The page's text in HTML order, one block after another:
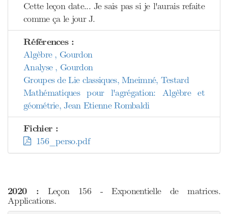
Cette leçon date... Je sais pas si je l'aurais refaite
comme ça le jour J.
Références :
Algèbre , Gourdon
Analyse , Gourdon
Groupes de Lie classiques, Mneimné, Testard
Mathématiques pour l'agrégation: Algèbre et
géométrie, Jean Etienne Rombaldi
Fichier :
156_perso.pdf
2020 : Leçon 156 - Exponentielle de matrices.
Applications.